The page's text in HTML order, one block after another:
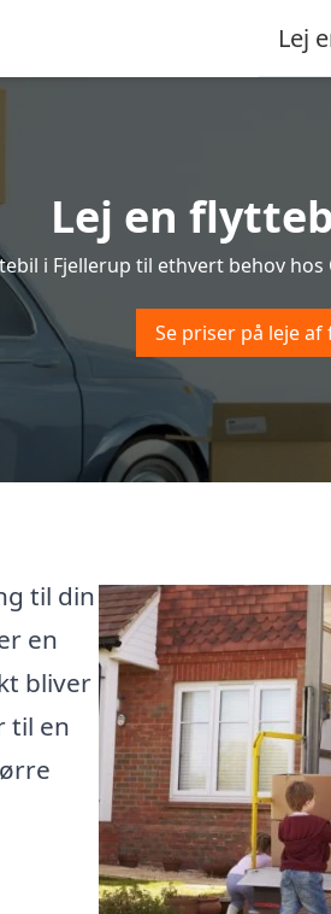
Lej
Lej en
i Fjellerup til ethvert behov
Se priser på leje
til din
en
bliver
til en